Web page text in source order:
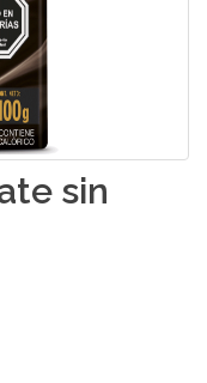
sin